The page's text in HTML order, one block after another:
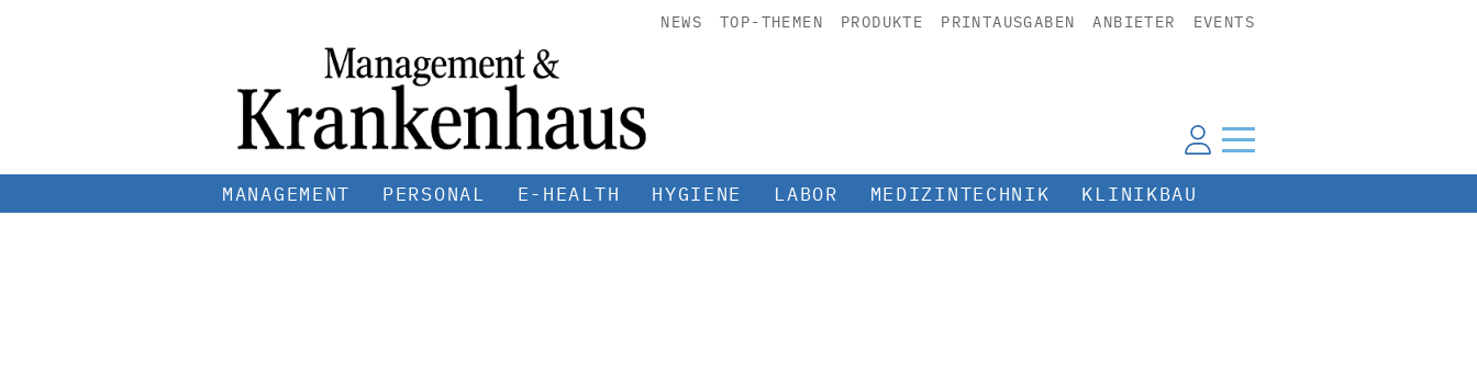
NEWS TOP-THEMEN PRODUKTE PRINTAUSGABEN ANBIETER EVENTS
MANAGEMENT PERSONAL E-HEALTH HYGIENE LABOR MEDIZINTECHNIK KLINIKBAU